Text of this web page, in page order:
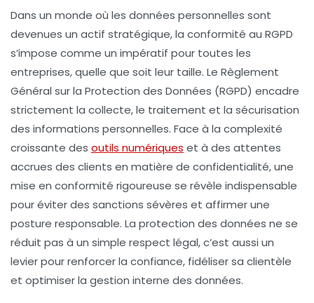
Dans un monde où les données personnelles sont
devenues un actif stratégique, la conformité au RGPD
s’impose comme un impératif pour toutes les
entreprises, quelle que soit leur taille. Le Règlement
Général sur la Protection des Données (RGPD) encadre
strictement la collecte, le traitement et la sécurisation
des informations personnelles. Face à la complexité
croissante des outils numériques et à des attentes
accrues des clients en matière de confidentialité, une
mise en conformité rigoureuse se révèle indispensable
pour éviter des sanctions sévères et affirmer une
posture responsable. La protection des données ne se
réduit pas à un simple respect légal, c’est aussi un
levier pour renforcer la confiance, fidéliser sa clientèle
et optimiser la gestion interne des données.